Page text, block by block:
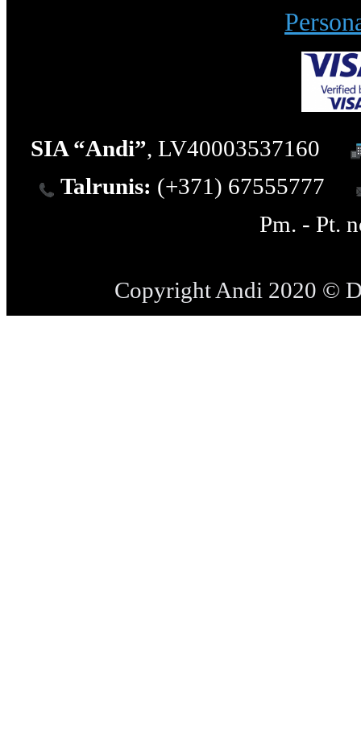
SIA “Andi”, LV40003537160
Talrunis: (+371) 67555777
Pm. - Pt.
Copyright Andi 2020 ©